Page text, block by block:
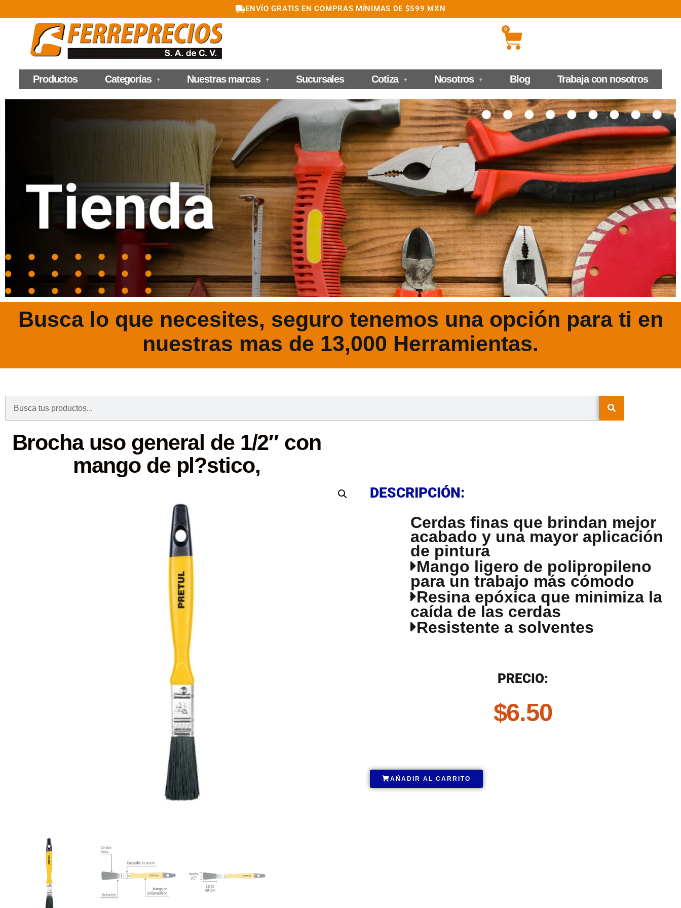
ENVÍO GRATIS EN COMPRAS MÍNIMAS DE $599 MXN
0
Productos Categorías Nuestras marcas Sucursales Cotiza Nosotros Blog Trabaja con nosotros
Busca lo que necesites, seguro tenemos una opción para ti en
nuestras mas de 13,000 Herramientas.
Brocha uso general de 1/2″ con
mango de pl?stico,
DESCRIPCIÓN:
Cerdas finas que brindan mejor
acabado y una mayor aplicación
de pintura
Mango ligero de polipropileno
para un trabajo más cómodo
Resina epóxica que minimiza la
caída de las cerdas
Resistente a solventes
PRECIO:
$6.50
AÑADIR AL CARRITO